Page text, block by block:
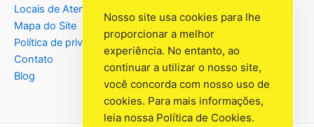
Locais de Atendimento
Mapa do Site
Política de privacidade
Contato
Blog
Nosso site usa cookies para lhe
proporcionar a melhor
experiência. No entanto, ao
continuar a utilizar o nosso site,
você concorda com nosso uso de
cookies. Para mais informações,
leia nossa Política de Cookies.